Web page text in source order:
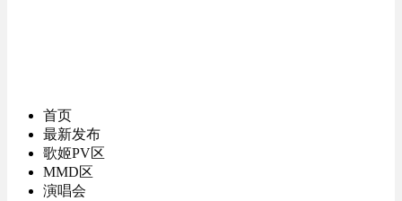
首页
最新发布
歌姬PV区
MMD区
演唱会